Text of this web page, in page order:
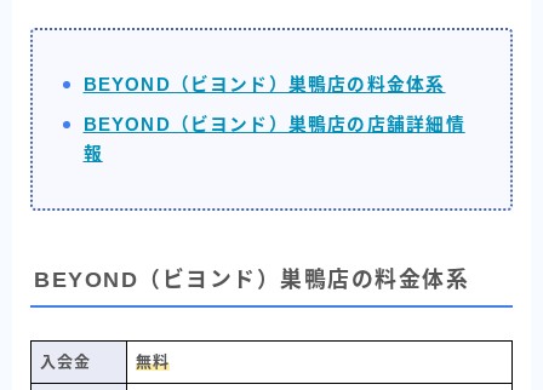
BEYOND（ビヨンド）巣鴨店の料金体系
BEYOND（ビヨンド）巣鴨店の店舗詳細情
報
BEYOND（ビヨンド）巣鴨店の料金体系
入会金 無料